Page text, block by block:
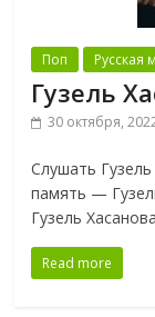
Поп Русская
Гузель
30 октября,
Слушать
память —
Гузель
Read more